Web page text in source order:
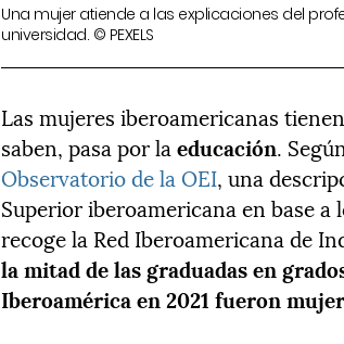
Una mujer atiende a las explicaciones del
universidad. © PEXELS
Las mujeres iberoamericanas
saben, pasa por laeducación.
Observatorio de la OEI, una
Superior iberoamericana en base
recoge la Red Iberoamericana de
la mitad de las graduadas en
Iberoamérica en 2021 fueron